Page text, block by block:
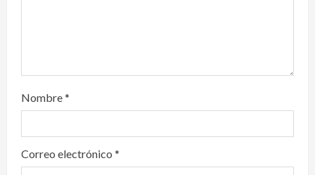
Nombre*
Correo electrónico *